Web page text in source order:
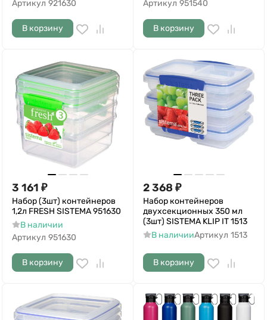
Артикул 921630
В корзину
Артикул 951540
В корзину
3 161 ₽
Набор (3шт) контейнеров
1,2л FRESH SISTEMA 951630
В наличии
Артикул 951630
В корзину
2 368 ₽
Набор контейнеров
двухсекционных 350 мл
(3шт) SISTEMA KLIP IT 1513
В наличииАртикул 1513
В корзину